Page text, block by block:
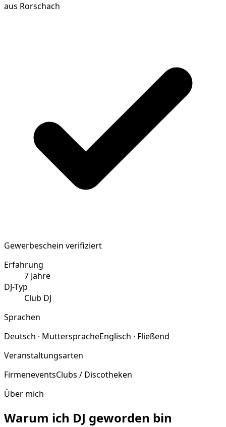
aus Rorschach
Gewerbeschein verifiziert
Erfahrung
7 Jahre
DJ-Typ
Club DJ
Sprachen
Deutsch · MutterspracheEnglisch · Fließend
Veranstaltungsarten
FirmeneventsClubs / Discotheken
Über mich
Warum ich DJ geworden bin